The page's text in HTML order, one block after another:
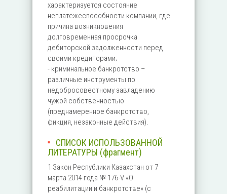
характеризуется состояние
неплатежеспособности компании, где
причина возникновения
долговременная просрочка
дебиторской задолженности перед
своими кредиторами;
- криминальное банкротство –
различные инструменты по
недобросовестному завладению
чужой собственностью
(преднамеренное банкротство,
фикция, незаконные действия).
СПИСОК ИСПОЛЬЗОВАННОЙ
ЛИТЕРАТУРЫ (фрагмент)
1 Закон Республики Казахстан от 7
марта 2014 года № 176-V «О
реабилитации и банкротстве» (с